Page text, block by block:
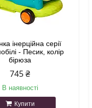
інерційна серії
- Песик, колір
бірюза
745 ₴
В наявності
Купити